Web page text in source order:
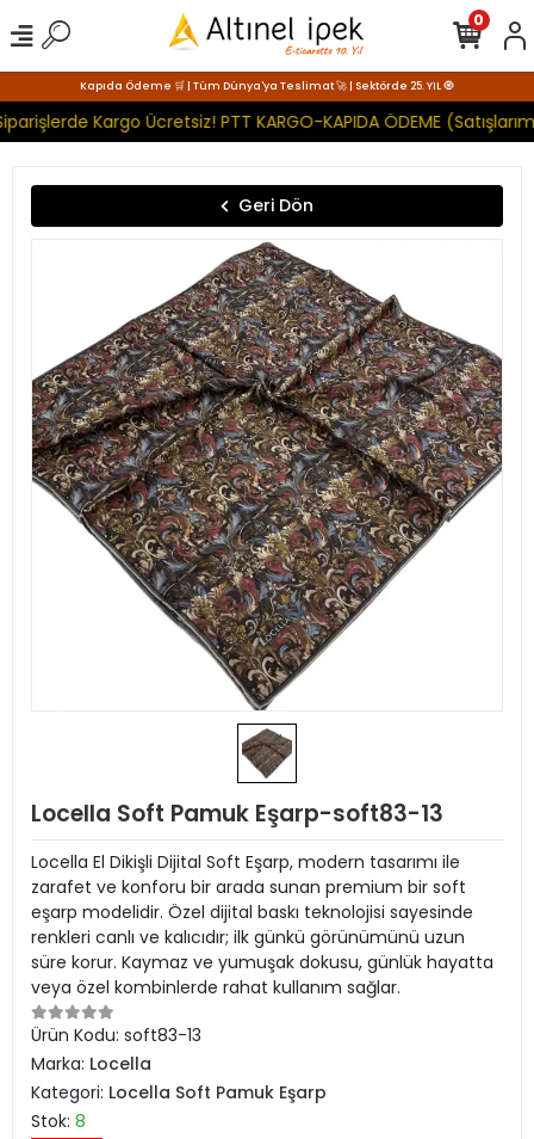
Kapıda Ödeme 🛒 | Tüm Dünya'ya Teslimat 🚀 | Sektörde 25. YIL 🧿
Kargo Ücretsiz! PTT KARGO-KAPIDA ÖDEME
0
Geri Dön
Locella Soft Pamuk Eşarp-soft83-13
Locella El Dikişli Dijital Soft Eşarp, modern tasarımı ile
zarafet ve konforu bir arada sunan premium bir soft
eşarp modelidir. Özel dijital baskı teknolojisi sayesinde
renkleri canlı ve kalıcıdır; ilk günkü görünümünü uzun
süre korur. Kaymaz ve yumuşak dokusu, günlük hayatta
veya özel kombinlerde rahat kullanım sağlar.
Ürün Kodu: soft83-13
Marka: Locella
Kategori: Locella Soft Pamuk Eşarp
Stok: 8